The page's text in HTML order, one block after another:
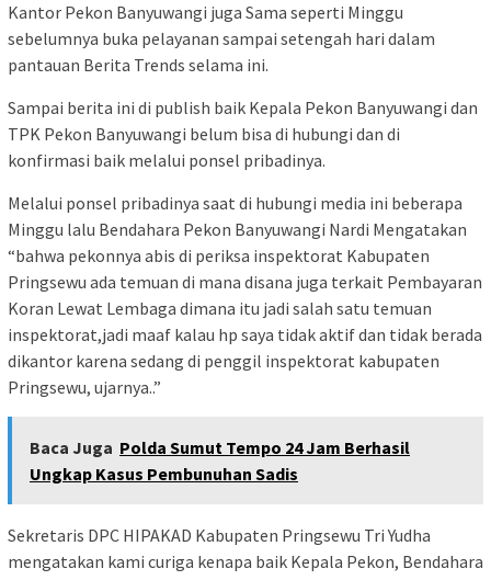
Kantor Pekon Banyuwangi juga Sama seperti Minggu
sebelumnya buka pelayanan sampai setengah hari dalam
pantauan Berita Trends selama ini.
Sampai berita ini di publish baik Kepala Pekon Banyuwangi dan
TPK Pekon Banyuwangi belum bisa di hubungi dan di
konfirmasi baik melalui ponsel pribadinya.
Melalui ponsel pribadinya saat di hubungi media ini beberapa
Minggu lalu Bendahara Pekon Banyuwangi Nardi Mengatakan
“bahwa pekonnya abis di periksa inspektorat Kabupaten
Pringsewu ada temuan di mana disana juga terkait Pembayaran
Koran Lewat Lembaga dimana itu jadi salah satu temuan
inspektorat,jadi maaf kalau hp saya tidak aktif dan tidak berada
dikantor karena sedang di penggil inspektorat kabupaten
Pringsewu, ujarnya..”
Baca Juga Polda Sumut Tempo 24 Jam Berhasil
Ungkap Kasus Pembunuhan Sadis
Sekretaris DPC HIPAKAD Kabupaten Pringsewu Tri Yudha
mengatakan kami curiga kenapa baik Kepala Pekon, Bendahara